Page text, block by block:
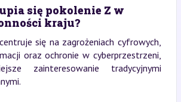
się pokolenie Z w
kraju?
się na zagrożeniach cyfrowych,
oraz ochronie w cyberprzestrzeni,
zainteresowanie tradycyjnymi